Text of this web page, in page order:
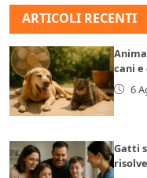
ARTICOLI RECENTI
cani
6
Gatti